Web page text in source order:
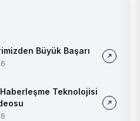
Büyük Başarı
Teknolojisi